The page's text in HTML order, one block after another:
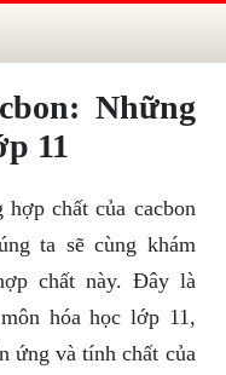
Những
11
chất của cacbon
ta sẽ cùng khám
chất này. Đây là
hóa học lớp 11,
ứng và tính chất của